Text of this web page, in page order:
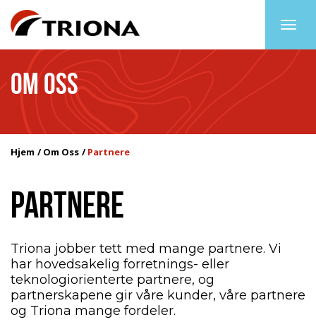
OM OSS
Hjem Om Oss Partnere
PARTNERE
Triona jobber tett med mange partnere. Vi
har hovedsakelig forretnings- eller
teknologiorienterte partnere, og
partnerskapene gir våre kunder, våre partnere
og Triona mange fordeler.